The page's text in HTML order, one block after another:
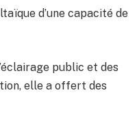
d’une capacité de
public et des
elle a offert des